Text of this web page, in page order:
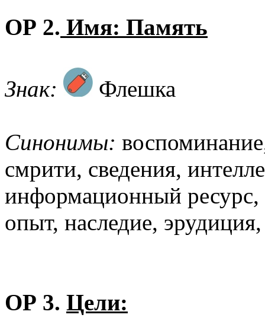
ОР 2. Имя: Память
Знак: Флешка
Синонимы:
смрити, сведения,
информационный
опыт, наследие,
ОР 3. Цели: